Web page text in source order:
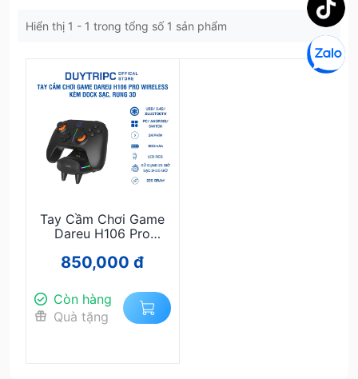
Hiển thị 1 - 1 trong tổng số 1 sản phẩm
Tay Cầm Chơi Game
Dareu H106 Pro
Dock Sạc, Rung 3D,
Tương Thích
PC/Android/PS3
850,000 đ
Còn hàng
Quà tặng